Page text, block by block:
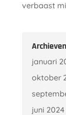
verbaast
Archieven
januari
oktober
juni 2024